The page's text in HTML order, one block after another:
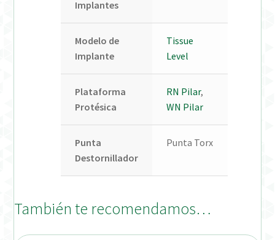
Implantes
Modelo de
Implante
Tissue
Level
Plataforma
Protésica
RN Pilar,
WN Pilar
Punta
Destornillador
Punta Torx
También te recomendamos…